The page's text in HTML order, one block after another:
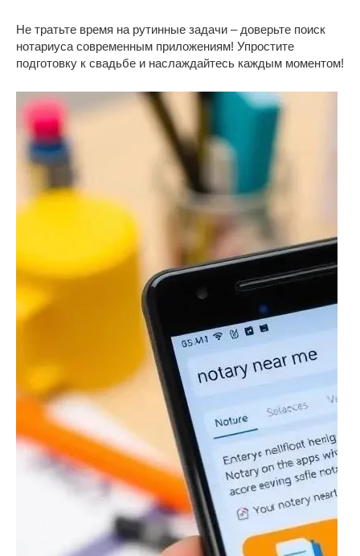
Не тратьте время на рутинные задачи – доверьте поиск
нотариуса современным приложениям! Упростите
подготовку к свадьбе и наслаждайтесь каждым моментом!